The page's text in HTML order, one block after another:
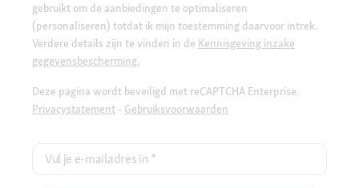
gebruikt om de aanbiedingen te optimaliseren
(personaliseren) totdat ik mijn toestemming daarvoor intrek.
Verdere details zijn te vinden in de Kennisgeving inzake
gegevensbescherming.
Deze pagina wordt beveiligd met reCAPTCHA Enterprise.
Privacystatement - Gebruiksvoorwaarden
Vul je e-mailadres in *